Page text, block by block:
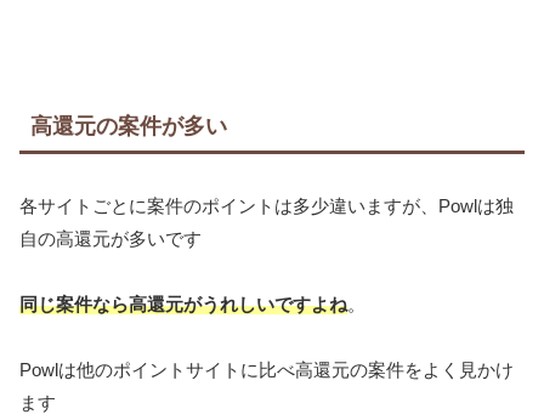
高還元の案件が多い
各サイトごとに案件のポイントは多少違いますが、Powlは独
自の高還元が多いです
同じ案件なら高還元がうれしいですよね。
Powlは他のポイントサイトに比べ高還元の案件をよく見かけ
ます